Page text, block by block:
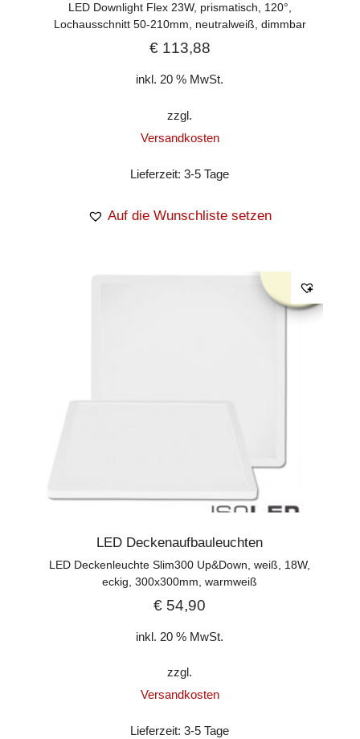
LED Downlight Flex 23W, prismatisch, 120°,
Lochausschnitt 50-210mm, neutralweiß, dimmbar
€113,88
inkl. 20 % MwSt.
zzgl.
Versandkosten
Lieferzeit:3-5 Tage
Auf die Wunschliste setzen
LED Deckenaufbauleuchten
LED Deckenleuchte Slim300 Up&Down, weiß, 18W,
eckig, 300x300mm, warmweiß
€ 54,90
inkl. 20 % MwSt.
zzgl.
Versandkosten
Lieferzeit:3-5 Tage